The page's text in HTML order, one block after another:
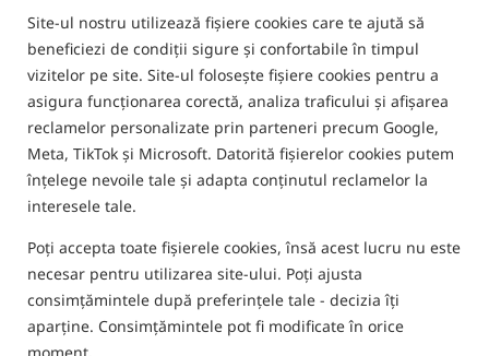
Site-ul nostru utilizează fișiere cookies care te ajută să
beneficiezi de condiții sigure și confortabile în timpul
vizitelor pe site. Site-ul folosește fișiere cookies pentru a
asigura funcționarea corectă, analiza traficului și afișarea
reclamelor personalizate prin parteneri precum Google,
Meta, TikTok și Microsoft. Datorită fișierelor cookies putem
înțelege nevoile tale și adapta conținutul reclamelor la
interesele tale.
Poți accepta toate fișierele cookies, însă acest lucru nu este
necesar pentru utilizarea site-ului. Poți ajusta
consimțămintele după preferințele tale - decizia îți
aparține. Consimțămintele pot fi modificate în orice
GURU Aventus R Feeder 11
GURU Aventus R Feeder 11 ft 70 g – lansetă feeder telescopică cu două secțiuni, 335 cm
2 682,29RON
primesti14,90 pct
Lansetă feeder
2 571,41RON
Pretul categoriei:2 651,61
Preț minim de la 30 de zile